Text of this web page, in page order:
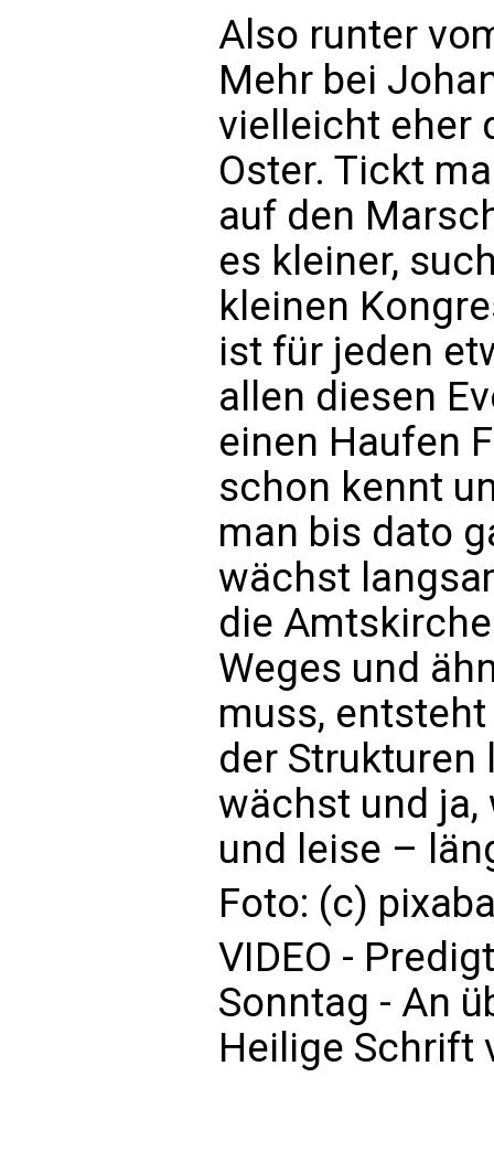
Also runter
Mehr bei
vielleicht eher
Oster. Tickt
auf den
es kleiner,
kleinen
ist für jeden
allen diesen
einen Haufen
schon kennt
man bis dato
wächst
die
Weges und
muss,
der Strukturen
wächst und
und leise –
Foto: (c)
VIDEO -
Sonntag - An
Heilige Schrift